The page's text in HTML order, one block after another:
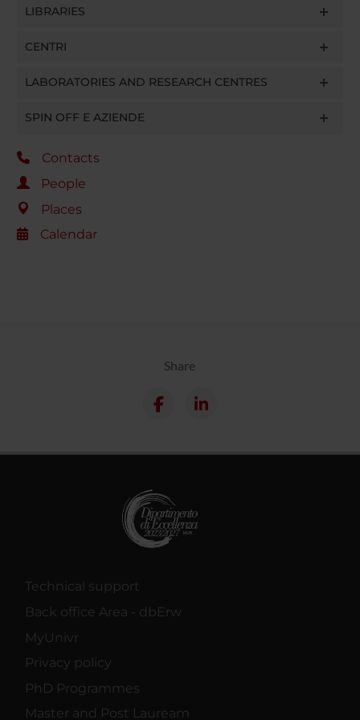
LIBRARIES
CENTRI
LABORATORIES AND RESEARCH CENTRES
SPIN OFF E AZIENDE
Contacts
People
Places
Calendar
Share
Technical support
Back office Area - dbErw
MyUnivr
Privacy policy
PhD Programmes
Master and Post Lauream